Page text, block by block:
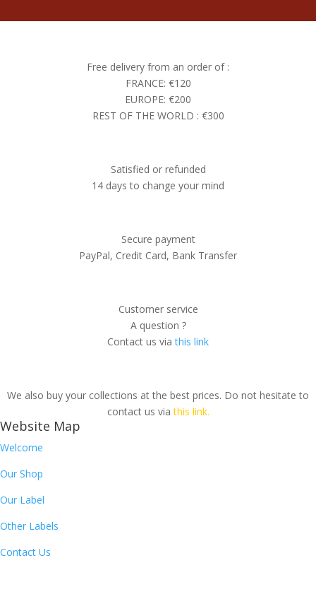
Free delivery from an order of :
FRANCE: €120
EUROPE: €200
REST OF THE WORLD : €300
Satisfied or refunded
14 days to change your mind
Secure payment
PayPal, Credit Card, Bank Transfer
Customer service
A question ?
Contact us viathis link
We also buy your collections at the best prices. Do not hesitate to
contact us viathis link.
Website Map
Welcome
Our Shop
Our Label
Other Labels
Contact Us